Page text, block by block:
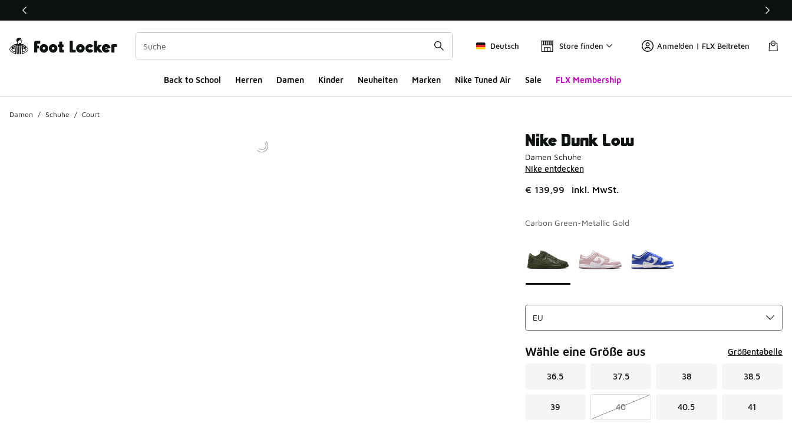
Dieser Link öffnet sich in einem neuen Fenster
Deutsch Store finden Anmelden | FLX Beitreten
Back to School Herren Damen Kinder Neuheiten Marken Nike Tuned Air Sale FLX Membership
Damen / Schuhe / Court
Nike Dunk Low
Damen Schuhe
Nike entdecken
€ 139,99 inkl. MwSt.
Carbon Green-Metallic Gold
Wähle eine Größe aus Größentabelle
36.5 37.5 38 38.5
39 40 40.5 41